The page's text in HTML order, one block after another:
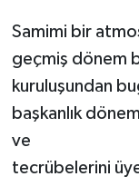
Samimi bir
geçmiş dönem
kuruluşundan
başkanlık
ve
tecrübelerini